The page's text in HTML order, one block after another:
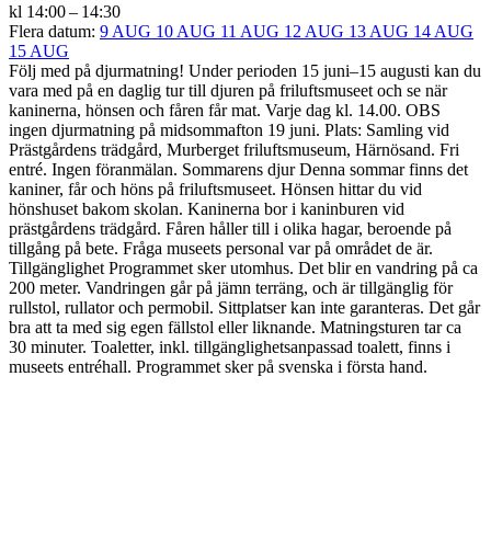
kl 14:00 – 14:30
Flera datum: 9 AUG 10 AUG 11 AUG 12 AUG 13 AUG 14 AUG
15 AUG
Följ med på djurmatning! Under perioden 15 juni–15 augusti kan du
vara med på en daglig tur till djuren på friluftsmuseet och se när
kaninerna, hönsen och fåren får mat. Varje dag kl. 14.00. OBS
ingen djurmatning på midsommafton 19 juni. Plats: Samling vid
Prästgårdens trädgård, Murberget friluftsmuseum, Härnösand. Fri
entré. Ingen föranmälan. Sommarens djur Denna sommar finns det
kaniner, får och höns på friluftsmuseet. Hönsen hittar du vid
hönshuset bakom skolan. Kaninerna bor i kaninburen vid
prästgårdens trädgård. Fåren håller till i olika hagar, beroende på
tillgång på bete. Fråga museets personal var på området de är.
Tillgänglighet Programmet sker utomhus. Det blir en vandring på ca
200 meter. Vandringen går på jämn terräng, och är tillgänglig för
rullstol, rullator och permobil. Sittplatser kan inte garanteras. Det går
bra att ta med sig egen fällstol eller liknande. Matningsturen tar ca
30 minuter. Toaletter, inkl. tillgänglighetsanpassad toalett, finns i
museets entréhall. Programmet sker på svenska i första hand.